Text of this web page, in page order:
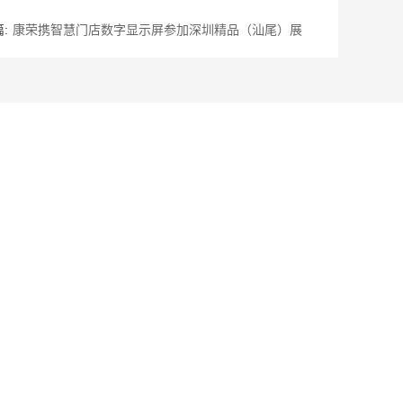
: 康荣携智慧门店数字显示屏参加深圳精品（汕尾）展